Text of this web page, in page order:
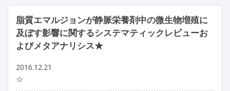
脂質エマルジョンが静脈栄養剤中の微生物増殖に
及ぼす影響に関するシステマティックレビューお
よびメタアナリシス★
2016.12.21
☆